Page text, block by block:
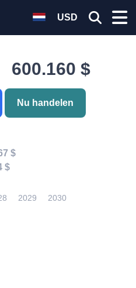
USD
600.160 $
Nu handelen
$
$
2029 2030